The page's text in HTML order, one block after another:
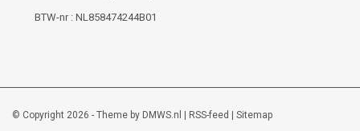
BTW-nr : NL858474244B01
© Copyright 2026 - Theme by DMWS.nl RSS-feed Sitemap